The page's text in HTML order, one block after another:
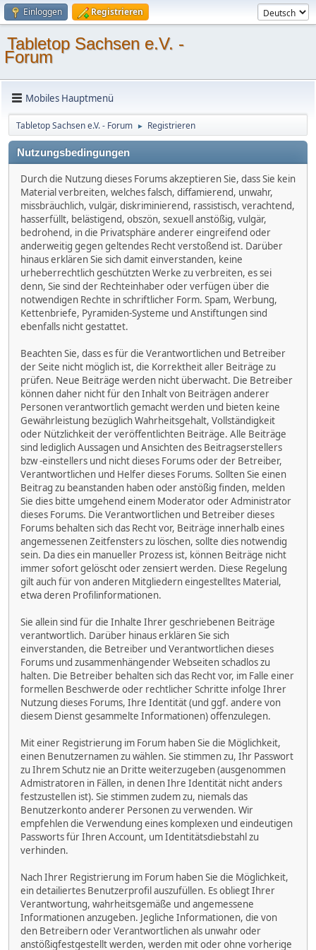
Einloggen Registrieren
Tabletop Sachsen e.V. -
Forum
Mobiles Hauptmenü
Tabletop Sachsen e.V. - Forum ► Registrieren
Nutzungsbedingungen
Durch die Nutzung dieses Forums akzeptieren Sie, dass Sie kein
Material verbreiten, welches falsch, diffamierend, unwahr,
missbräuchlich, vulgär, diskriminierend, rassistisch, verachtend,
hasserfüllt, belästigend, obszön, sexuell anstößig, vulgär,
bedrohend, in die Privatsphäre anderer eingreifend oder
anderweitig gegen geltendes Recht verstoßend ist. Darüber
hinaus erklären Sie sich damit einverstanden, keine
urheberrechtlich geschützten Werke zu verbreiten, es sei
denn, Sie sind der Rechteinhaber oder verfügen über die
notwendigen Rechte in schriftlicher Form. Spam, Werbung,
Kettenbriefe, Pyramiden-Systeme und Anstiftungen sind
ebenfalls nicht gestattet.
Beachten Sie, dass es für die Verantwortlichen und Betreiber
der Seite nicht möglich ist, die Korrektheit aller Beiträge zu
prüfen. Neue Beiträge werden nicht überwacht. Die Betreiber
können daher nicht für den Inhalt von Beiträgen anderer
Personen verantwortlich gemacht werden und bieten keine
Gewährleistung bezüglich Wahrheitsgehalt, Vollständigkeit
oder Nützlichkeit der veröffentlichten Beiträge. Alle Beiträge
sind lediglich Aussagen und Ansichten des Beitragserstellers
bzw -einstellers und nicht dieses Forums oder der Betreiber,
Verantwortlichen und Helfer dieses Forums. Sollten Sie einen
Beitrag zu beanstanden haben oder anstößig finden, melden
Sie dies bitte umgehend einem Moderator oder Administrator
dieses Forums. Die Verantwortlichen und Betreiber dieses
Forums behalten sich das Recht vor, Beiträge innerhalb eines
angemessenen Zeitfensters zu löschen, sollte dies notwendig
sein. Da dies ein manueller Prozess ist, können Beiträge nicht
immer sofort gelöscht oder zensiert werden. Diese Regelung
gilt auch für von anderen Mitgliedern eingestelltes Material,
etwa deren Profilinformationen.
Sie allein sind für die Inhalte Ihrer geschriebenen Beiträge
verantwortlich. Darüber hinaus erklären Sie sich
einverstanden, die Betreiber und Verantwortlichen dieses
Forums und zusammenhängender Webseiten schadlos zu
halten. Die Betreiber behalten sich das Recht vor, im Falle einer
formellen Beschwerde oder rechtlicher Schritte infolge Ihrer
Nutzung dieses Forums, Ihre Identität (und ggf. andere von
diesem Dienst gesammelte Informationen) offenzulegen.
Mit einer Registrierung im Forum haben Sie die Möglichkeit,
einen Benutzernamen zu wählen. Sie stimmen zu, Ihr Passwort
zu Ihrem Schutz nie an Dritte weiterzugeben (ausgenommen
Admistratoren in Fällen, in denen Ihre Identität nicht anders
festzustellen ist). Sie stimmen zudem zu, niemals das
Benutzerkonto anderer Personen zu verwenden. Wir
empfehlen die Verwendung eines komplexen und eindeutigen
Passworts für Ihren Account, um Identitätsdiebstahl zu
verhinden.
Nach Ihrer Registrierung im Forum haben Sie die Möglichkeit,
ein detailiertes Benutzerprofil auszufüllen. Es obliegt Ihrer
Verantwortung, wahrheitsgemäße und angemessene
Informationen anzugeben. Jegliche Informationen, die von
den Betreibern oder Verantwortlichen als unwahr oder
anstößigfestgestellt werden, werden mit oder ohne vorherige